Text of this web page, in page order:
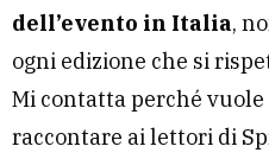
dell’evento in Italia,
ogni edizione che si
Mi contatta perché
raccontare ai lettori di